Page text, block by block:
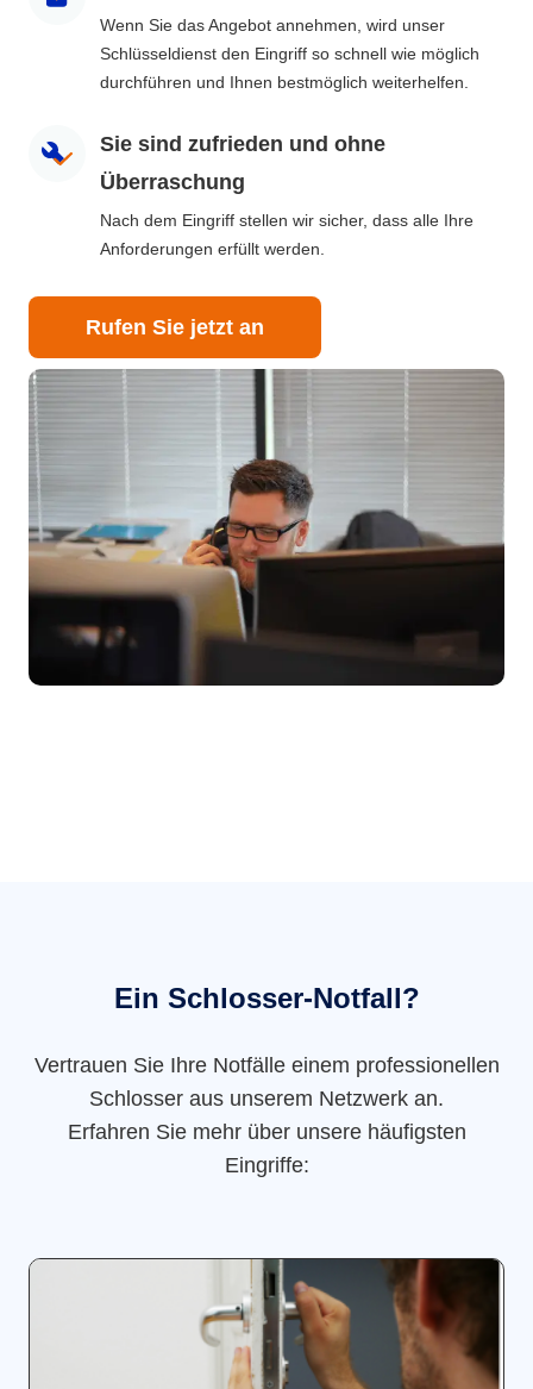
Wenn Sie das Angebot annehmen, wird unser
Schlüsseldienst den Eingriff so schnell wie möglich
durchführen und Ihnen bestmöglich weiterhelfen.
Sie sind zufrieden und ohne
Überraschung
Nach dem Eingriff stellen wir sicher, dass alle Ihre
Anforderungen erfüllt werden.
Rufen Sie jetzt an
Ein Schlosser-Notfall?
Vertrauen Sie Ihre Notfälle einem professionellen
Schlosser aus unserem Netzwerk an.
Erfahren Sie mehr über unsere häufigsten
Eingriffe: